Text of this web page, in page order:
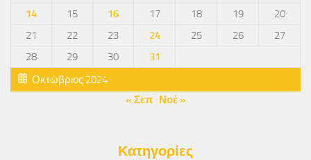
Οκτώβριος 2024
14
15 16 17 18 19
20
21
22 23 24 25 26
27
28
29 30 31
« Σεπ Νοέ »
Κατηγορίες